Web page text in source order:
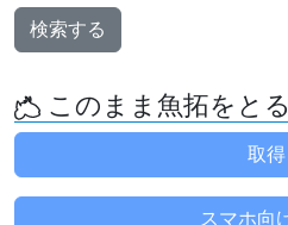
検索する
このまま魚拓をとる